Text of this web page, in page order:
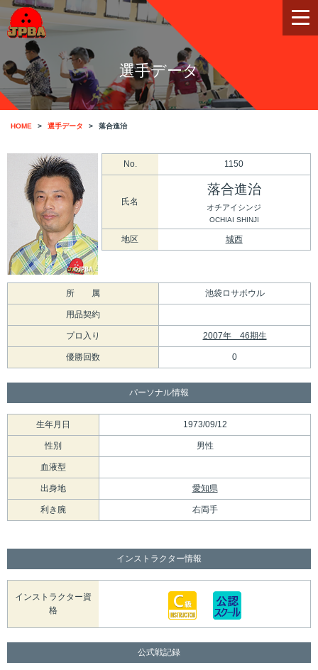
選手データ
HOME 選手データ 落合進治
No. 1150
氏名
落合進治
オチアイシンジ
OCHIAI SHINJI
地区 城西
所 属 池袋ロサボウル
用品契約
プロ入り 2007年 46期生
優勝回数 0
パーソナル情報
生年月日 1973/09/12
性別 男性
血液型
出身地 愛知県
利き腕 右両手
インストラクター情報
インストラクター資
格
公式戦記録